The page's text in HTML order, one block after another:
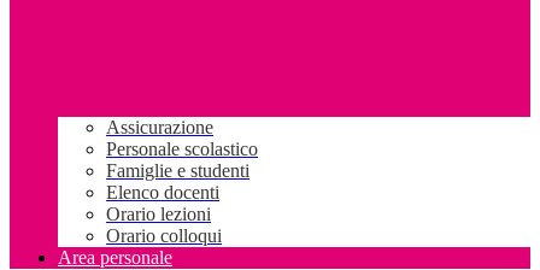
Assicurazione
Personale scolastico
Famiglie e studenti
Elenco docenti
Orario lezioni
Orario colloqui
Area personale